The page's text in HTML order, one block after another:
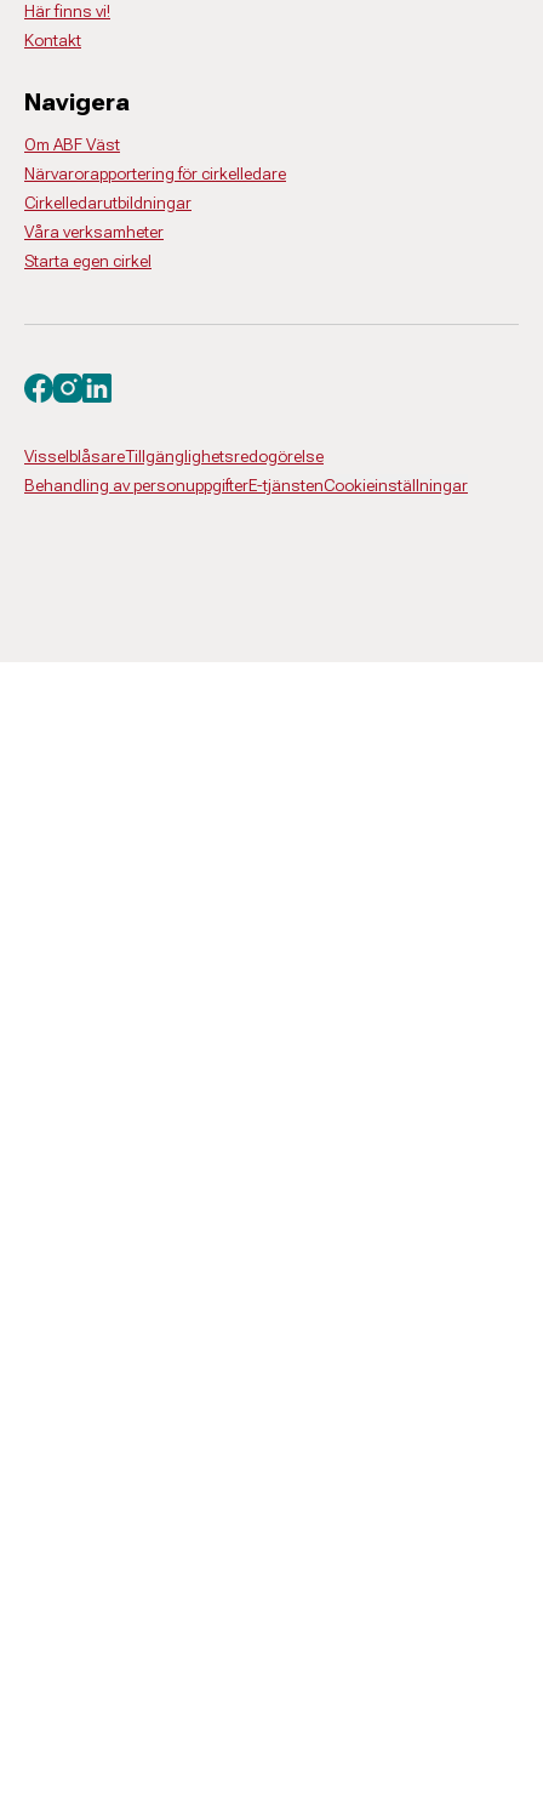
Här finns vi!
Kontakt
Navigera
Om ABF Väst
Närvarorapportering för cirkelledare
Cirkelledarutbildningar
Våra verksamheter
Starta egen cirkel
VisselblåsareTillgänglighetsredogörelse
Behandling av personuppgifterE-tjänstenCookieinställningar
Besök oss på facebook
Besök oss på instagram
Besök oss på linkedin